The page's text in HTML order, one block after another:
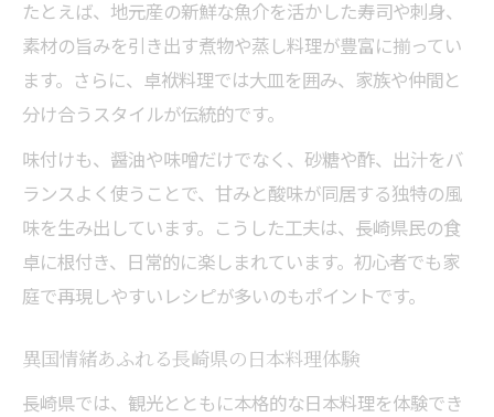
たとえば、地元産の新鮮な魚介を活かした寿司や刺身、
素材の旨みを引き出す煮物や蒸し料理が豊富に揃ってい
ます。さらに、卓袱料理では大皿を囲み、家族や仲間と
分け合うスタイルが伝統的です。
味付けも、醤油や味噌だけでなく、砂糖や酢、出汁をバ
ランスよく使うことで、甘みと酸味が同居する独特の風
味を生み出しています。こうした工夫は、長崎県民の食
卓に根付き、日常的に楽しまれています。初心者でも家
庭で再現しやすいレシピが多いのもポイントです。
異国情緒あふれる長崎県の日本料理体験
長崎県では、観光とともに本格的な日本料理を体験でき